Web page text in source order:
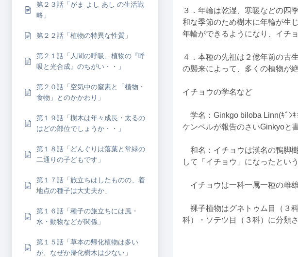
第２３話「がま よし あし の生活戦
略」
第２２話「植物の特異な性質」
第２１話「人間の呼吸、植物の『呼
吸と光合成』のちがい・・」
第２０話「空気中の窒素と「植物・
食物」とのかかわり」
第１９話「樹木は年々成長・太るの
はどの部位でしょうか・・」
第１８話「どんぐりは落葉と常緑の
二通りの子どもです」
第１７話「旅立ちはしたものの、着
地点の種子は大丈夫か」
第１６話「種子の旅立ちには風・
水・動物などが関係」
第１５話「草本の帰化植物は多い
が、なぜか帰化樹木は少ない」
３．年輪は乾湿、寒暖などの四
和な季節のため樹木に年輪が生
年輪ができるようになり、イチ
４．本種の先祖は２億年前の古
の襲来によって、多くの植物が
イチョウの学名など
学名：Ginkgo biloba Linn(ｷﾞﾝｷ
ケンペルが報告のさいGinkyoと
和名：イチョウは漢名の鴨脚
して「イチョウ」になったとい
イチョウは一科一属一種の雌
裸子植物はグネトゥム目（３
科）・ソテツ目（３科）に分類